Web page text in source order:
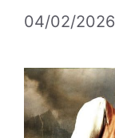
04/02/2026